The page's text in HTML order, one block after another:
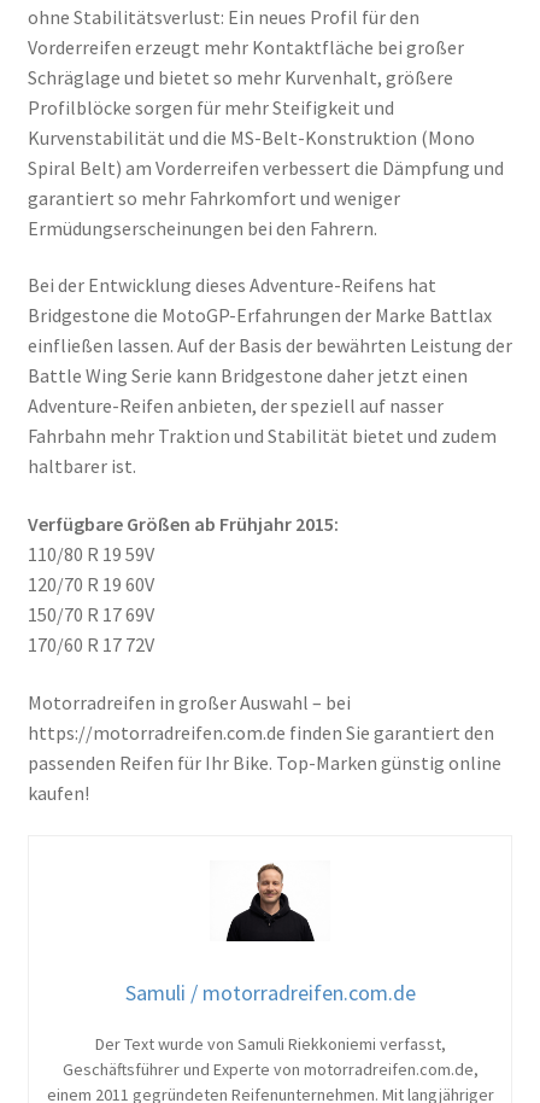
ohne Stabilitätsverlust: Ein neues Profil für den
Vorderreifen erzeugt mehr Kontaktfläche bei großer
Schräglage und bietet so mehr Kurvenhalt, größere
Profilblöcke sorgen für mehr Steifigkeit und
Kurvenstabilität und die MS-Belt-Konstruktion (Mono
Spiral Belt) am Vorderreifen verbessert die Dämpfung und
garantiert so mehr Fahrkomfort und weniger
Ermüdungserscheinungen bei den Fahrern.
Bei der Entwicklung dieses Adventure-Reifens hat
Bridgestone die MotoGP-Erfahrungen der Marke Battlax
einfließen lassen. Auf der Basis der bewährten Leistung der
Battle Wing Serie kann Bridgestone daher jetzt einen
Adventure-Reifen anbieten, der speziell auf nasser
Fahrbahn mehr Traktion und Stabilität bietet und zudem
haltbarer ist.
Verfügbare Größen ab Frühjahr 2015:
110/80 R 19 59V
120/70 R 19 60V
150/70 R 17 69V
170/60 R 17 72V
Motorradreifen in großer Auswahl – bei
https://motorradreifen.com.de finden Sie garantiert den
passenden Reifen für Ihr Bike. Top-Marken günstig online
kaufen!
Samuli / motorradreifen.com.de
Der Text wurde von Samuli Riekkoniemi verfasst,
Geschäftsführer und Experte von motorradreifen.com.de,
einem 2011 gegründeten Reifenunternehmen. Mit langjähriger